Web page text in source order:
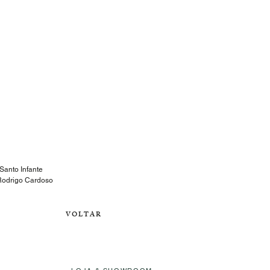
Infante
Cardoso
V O L T A R